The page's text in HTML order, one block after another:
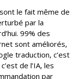
le fait même de
par la
99% des
sont améliorés,
traduction, c’est
de l’IA, les
par